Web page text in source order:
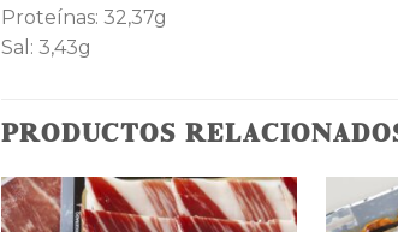
Proteínas: 32,37g
Sal: 3,43g
PRODUCTOS